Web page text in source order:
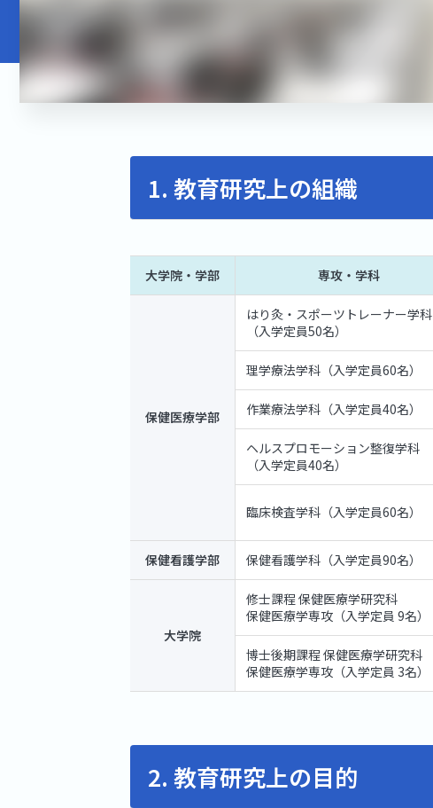
1. 教育研究上の組織
大学院・学部 専攻・学科
保健医療学部
はり灸・スポーツトレーナー学科
（入学定員50名）
理学療法学科（入学定員60名）
作業療法学科（入学定員40名）
ヘルスプロモーション整復学科
（入学定員40名）
臨床検査学科（入学定員60名）
保健看護学部 保健看護学科（入学定員90名）
大学院
修士課程 保健医療学研究科
保健医療学専攻（入学定員 9名）
博士後期課程 保健医療学研究科
保健医療学専攻（入学定員 3名）
2. 教育研究上の目的